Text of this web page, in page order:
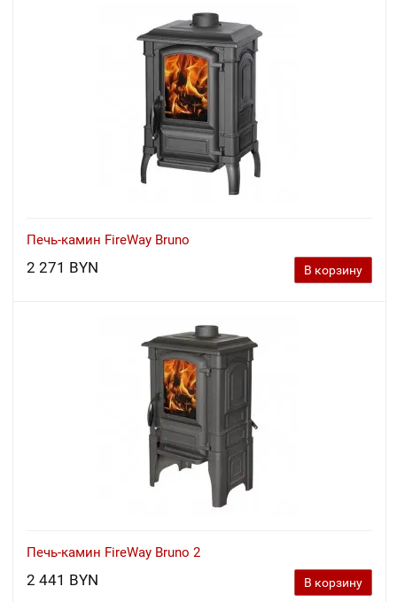
Печь-камин FireWay Bruno
2 271 BYN В корзину
Печь-камин FireWay Bruno 2
2 441 BYN В корзину